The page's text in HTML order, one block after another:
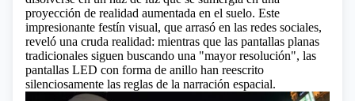
proyección de realidad aumentada en el suelo. Este
impresionante festín visual, que arrasó en las redes sociales,
reveló una cruda realidad: mientras que las pantallas planas
tradicionales siguen buscando una "mayor resolución", las
pantallas LED con forma de anillo han reescrito
silenciosamente las reglas de la narración espacial.